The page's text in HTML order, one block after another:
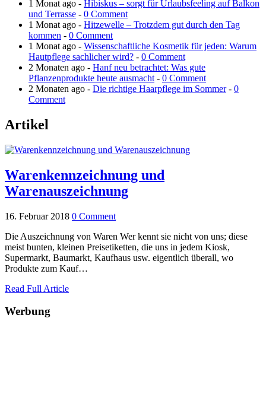
1 Monat ago - Hibiskus – sorgt für Urlaubsfeeling auf Balkon
und Terrasse - 0 Comment
1 Monat ago - Hitzewelle – Trotzdem gut durch den Tag
kommen - 0 Comment
1 Monat ago - Wissenschaftliche Kosmetik für jeden: Warum
Hautpflege sachlicher wird? - 0 Comment
2 Monaten ago - Hanf neu betrachtet: Was gute
Pflanzenprodukte heute ausmacht - 0 Comment
2 Monaten ago - Die richtige Haarpflege im Sommer- 0
Comment
Artikel
Warenkennzeichnung und
Warenauszeichnung
16. Februar 2018 0 Comment
Die Auszeichnung von Waren Wer kennt sie nicht von uns; diese
meist bunten, kleinen Preisetiketten, die uns in jedem Kiosk,
Supermarkt, Baumarkt, Kaufhaus usw. eigentlich überall, wo
Produkte zum Kauf…
Read Full Article
Werbung